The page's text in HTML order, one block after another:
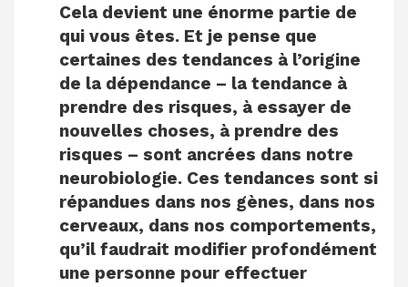
Cela devient une énorme partie de
qui vous êtes. Et je pense que
certaines des tendances à l’origine
de la dépendance – la tendance à
prendre des risques, à essayer de
nouvelles choses, à prendre des
risques – sont ancrées dans notre
neurobiologie. Ces tendances sont si
répandues dans nos gènes, dans nos
cerveaux, dans nos comportements,
qu’il faudrait modifier profondément
une personne pour effectuer